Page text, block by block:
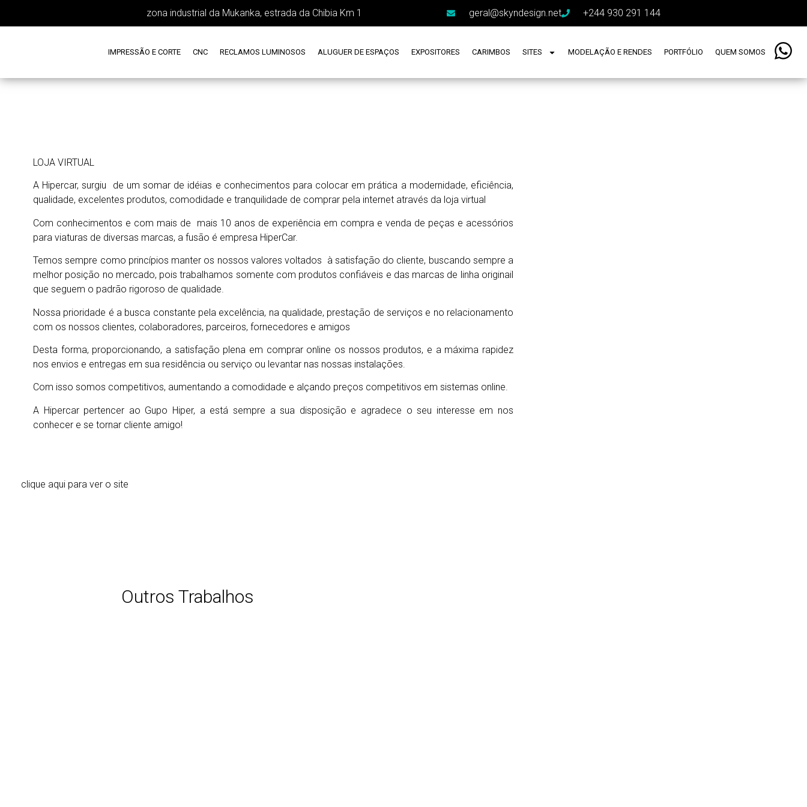
zona industrial da Mukanka, estrada da Chibia Km 1 geral@skyndesign.net +244 930 291 144
IMPRESSÃO E CORTE CNC RECLAMOS LUMINOSOS ALUGUER DE ESPAÇOS EXPOSITORES CARIMBOS SITES MODELAÇÃO E RENDES PORTFÓLIO QUEM SOMOS
LOJA VIRTUAL
A Hipercar, surgiu de um somar de idéias e conhecimentos para colocar em prática a modernidade, eficiência,
qualidade, excelentes produtos, comodidade e tranquilidade de comprar pela internet através da loja virtual
Com conhecimentos e com mais de mais 10 anos de experiência em compra e venda de peças e acessórios
para viaturas de diversas marcas, a fusão é empresa HiperCar.
Temos sempre como princípios manter os nossos valores voltados à satisfação do cliente, buscando sempre a
melhor posição no mercado, pois trabalhamos somente com produtos confiáveis e das marcas de linha originail
que seguem o padrão rigoroso de qualidade.
Nossa prioridade é a busca constante pela excelência, na qualidade, prestação de serviços e no relacionamento
com os nossos clientes, colaboradores, parceiros, fornecedores e amigos
Desta forma, proporcionando, a satisfação plena em comprar online os nossos produtos, e a máxima rapidez
nos envios e entregas em sua residência ou serviço ou levantar nas nossas instalações.
Com isso somos competitivos, aumentando a comodidade e alçando preços competitivos em sistemas online.
A Hipercar pertencer ao Gupo Hiper, a está sempre a sua disposição e agradece o seu interesse em nos
conhecer e se tornar cliente amigo!
clique aqui para ver o site
Outros Trabalhos